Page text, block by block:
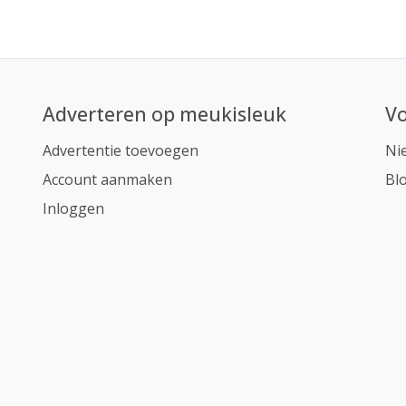
Adverteren op meukisleuk
Advertentie toevoegen
Account aanmaken
Inloggen